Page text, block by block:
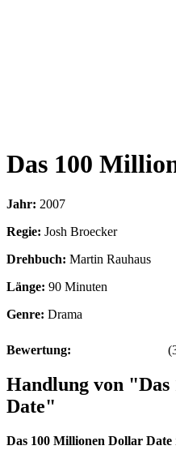
Das 100
Jahr: 2007
Regie: Josh Broecker
Drehbuch: Martin Rauhaus
Länge: 90 Minuten
Genre: Drama
Bewertung: (
Handlung von
Date"
Das 100 Millionen Dollar Date